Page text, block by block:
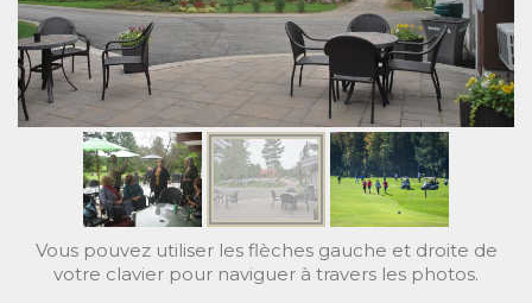
Vous pouvez utiliser les flèches gauche et droite de
votre clavier pour naviguer à travers les photos.